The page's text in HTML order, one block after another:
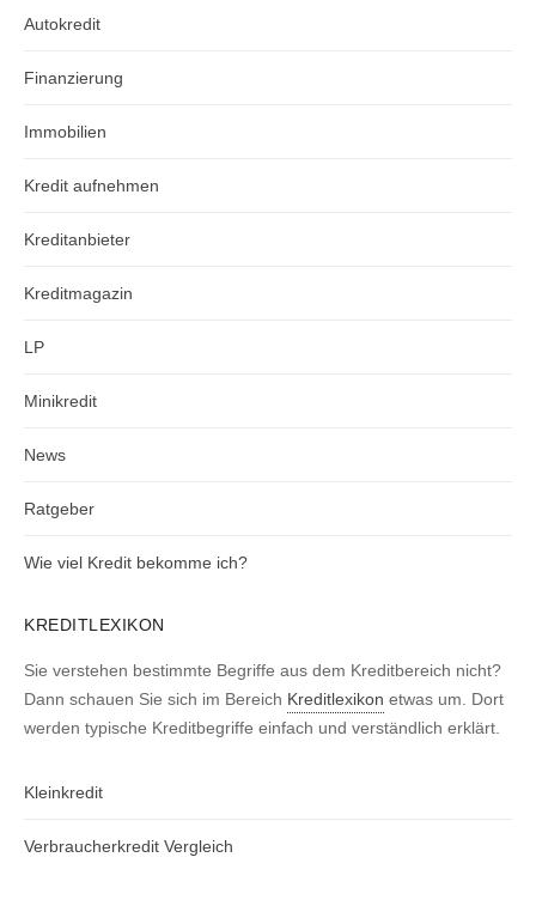
Autokredit
Finanzierung
Immobilien
Kredit aufnehmen
Kreditanbieter
Kreditmagazin
LP
Minikredit
News
Ratgeber
Wie viel Kredit bekomme ich?
KREDITLEXIKON
Sie verstehen bestimmte Begriffe aus dem Kreditbereich nicht?
Dann schauen Sie sich im Bereich Kreditlexikon etwas um. Dort
werden typische Kreditbegriffe einfach und verständlich erklärt.
Kleinkredit
Verbraucherkredit Vergleich